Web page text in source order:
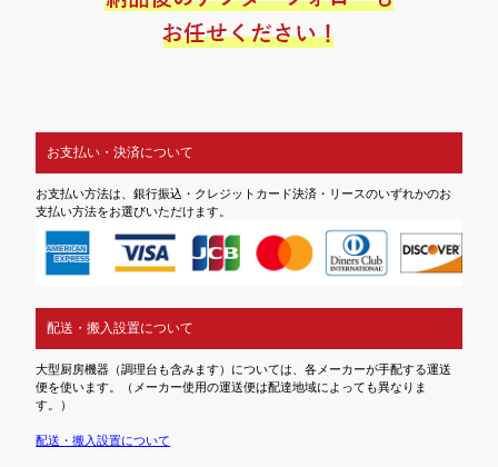
お支払い・決済について
お支払い方法は、銀行振込・クレジットカード決済・リースのいずれかのお
支払い方法をお選びいただけます。
配送・搬入設置について
大型厨房機器（調理台も含みます）については、各メーカーが手配する運送
便を使います。（メーカー使用の運送便は配達地域によっても異なりま
す。）
配送・搬入設置について